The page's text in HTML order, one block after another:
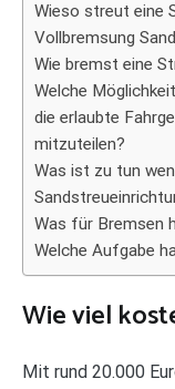
Wieso streut eine
Vollbremsung
Wie bremst eine
Welche
die erlaubte
mitzuteilen?
Was ist zu tun
Was für Bremsen
Welche Aufgabe
Wie viel
Mit rund 20.000